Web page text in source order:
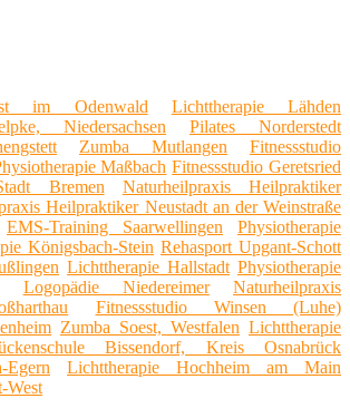
im Odenwald
Lichttherapie Lähden
Niedersachsen
Pilates Norderstedt
Zumba Mutlangen
Fitnessstudio
Maßbach Fitnessstudio Geretsried
Bremen
Naturheilpraxis Heilpraktiker
Heilpraktiker Neustadt an der Weinstraße
EMS-Training Saarwellingen
Physiotherapie
Königsbach-Stein Rehasport Upgant-Schott
Lichttherapie Hallstadt Physiotherapie
Logopädie Niedereimer
Naturheilpraxis
Fitnessstudio Winsen (Luhe)
Zumba Soest, Westfalen Lichttherapie
Bissendorf, Kreis Osnabrück
Egern
Lichttherapie Hochheim am Main
West